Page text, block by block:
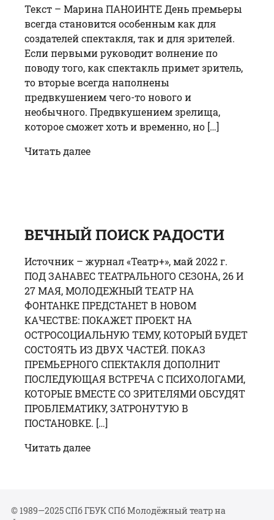
Текст – Марина ПАНОИНТЕ День премьеры
всегда становится особенным как для
создателей спектакля, так и для зрителей.
Если первыми руководит волнение по
поводу того, как спектакль примет зритель,
то вторые всегда наполнены
предвкушением чего-то нового и
необычного. Предвкушением зрелища,
которое сможет хоть и временно, но […]
Читать далее
ВЕЧНЫЙ ПОИСК РАДОСТИ
Источник – журнал «Театр+», май 2022 г.
ПОД ЗАНАВЕС ТЕАТРАЛЬНОГО СЕЗОНА, 26 И
27 МАЯ, МОЛОДЕЖНЫЙ ТЕАТР НА
ФОНТАНКЕ ПРЕДСТАНЕТ В НОВОМ
КАЧЕСТВЕ: ПОКАЖЕТ ПРОЕКТ НА
ОСТРОСОЦИАЛЬНУЮ ТЕМУ, КОТОРЫЙ БУДЕТ
СОСТОЯТЬ ИЗ ДВУХ ЧАСТЕЙ. ПОКАЗ
ПРЕМЬЕРНОГО СПЕКТАКЛЯ ДОПОЛНИТ
ПОСЛЕДУЮЩАЯ ВСТРЕЧА С ПСИХОЛОГАМИ,
КОТОРЫЕ ВМЕСТЕ СО ЗРИТЕЛЯМИ ОБСУДЯТ
ПРОБЛЕМАТИКУ, ЗАТРОНУТУЮ В
ПОСТАНОВКЕ. […]
Читать далее
© 1989—2025 СПб ГБУК СПб Молодёжный театр на